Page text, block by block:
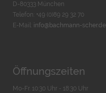
D-80333 München
Telefon: +49 (0)89 29 32 70
E-Mail: info@bachmann-scher.de
Öffnungszeiten
Mo-Fr. 10:30 Uhr - 18:30 Uhr